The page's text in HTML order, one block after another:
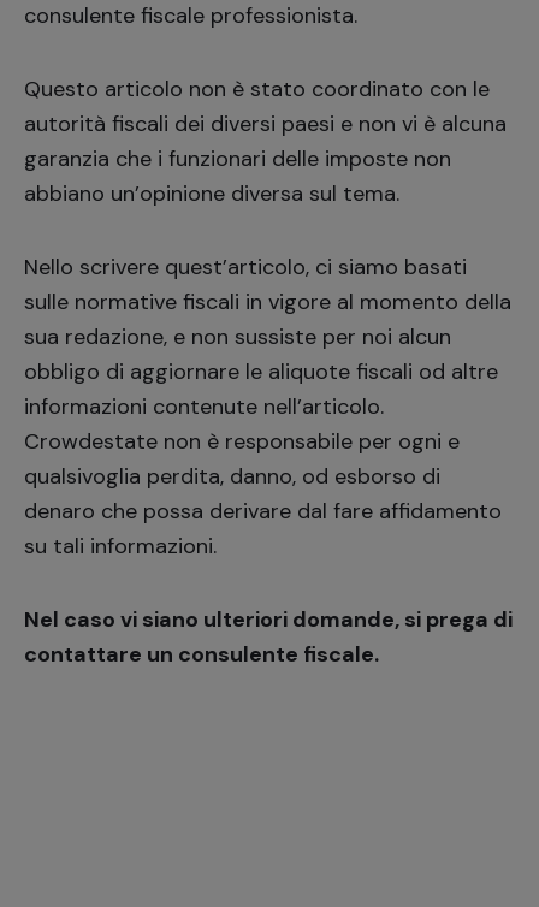
consulente fiscale professionista.
Questo articolo non è stato coordinato con le
autorità fiscali dei diversi paesi e non vi è alcuna
garanzia che i funzionari delle imposte non
abbiano un’opinione diversa sul tema.
Nello scrivere quest’articolo, ci siamo basati
sulle normative fiscali in vigore al momento della
sua redazione, e non sussiste per noi alcun
obbligo di aggiornare le aliquote fiscali od altre
informazioni contenute nell’articolo.
Crowdestate non è responsabile per ogni e
qualsivoglia perdita, danno, od esborso di
denaro che possa derivare dal fare affidamento
su tali informazioni.
Nel caso vi siano ulteriori domande, si prega di
contattare un consulente fiscale.